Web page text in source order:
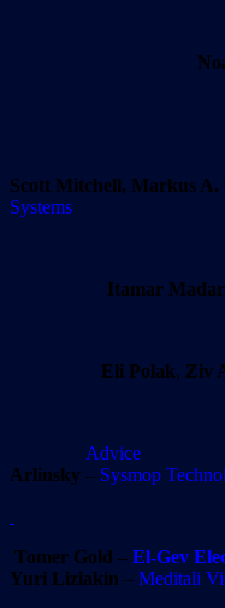
Noam
Scott Mitchell, Markus
Systems
Itamar Madar
Eli Polak, Ziv
Advice
Arlinsky – Sysmop
Tomer Gold – El-Gev
Yuri Liziakin – Meditali